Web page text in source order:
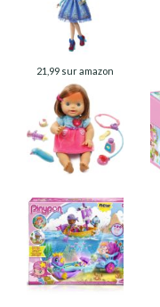
21,99 sur amazon